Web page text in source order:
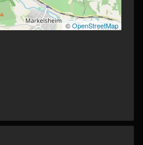
©OpenStreetMap